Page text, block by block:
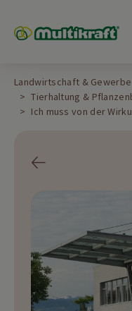
Landwirtschaft & Gewerbe
Tierhaltung &
Ich muss von der